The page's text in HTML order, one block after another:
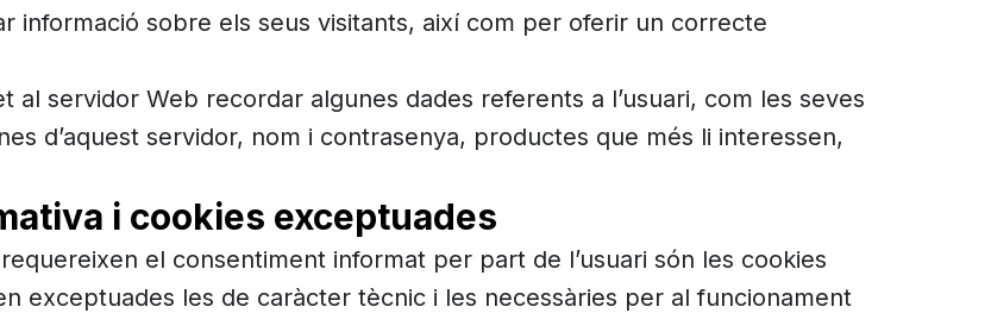
informació sobre els seus visitants, així com per oferir un correcte
al servidor Web recordar algunes dades referents a l’usuari, com les seves
d’aquest servidor, nom i contrasenya, productes que més li interessen,
i cookies exceptuades
el consentiment informat per part de l’usuari són les cookies
exceptuades les de caràcter tècnic i les necessàries per al funcionament